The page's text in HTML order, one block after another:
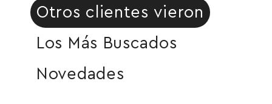
Otros clientes vieron
Los Más Buscados
Novedades